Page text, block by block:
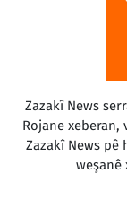
Zazakî News
Rojane xeberan,
Zazakî News pê
weşanê